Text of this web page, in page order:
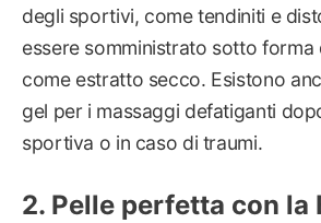
degli sportivi, come tendiniti e
essere somministrato sotto forma
come estratto secco. Esistono
gel per i massaggi defatiganti
sportiva o in caso di traumi.
Pelle perfetta con la